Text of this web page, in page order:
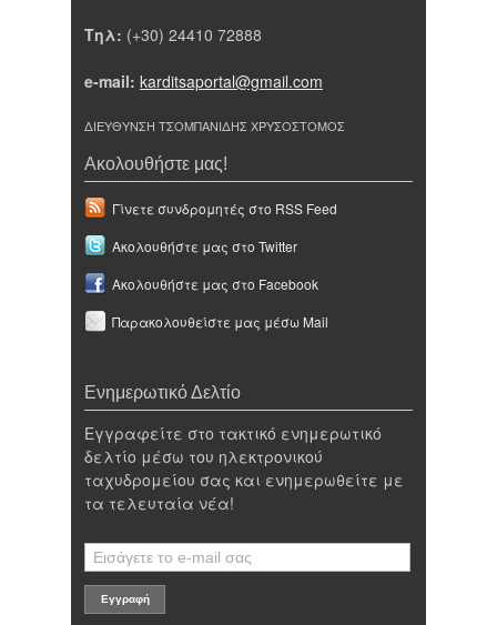
Τηλ: (+30) 24410 72888
e-mail: karditsaportal@gmail.com
ΔΙΕΥΘΥΝΣΗ ΤΣΟΜΠΑΝΙΔΗΣ ΧΡΥΣΟΣΤΟΜΟΣ
Ακολουθήστε μας!
Γίνετε συνδρομητές στο RSS Feed
Ακολουθήστε μας στο Twitter
Ακολουθήστε μας στο Facebook
Παρακολουθείστε μας μέσω Mail
Ενημερωτικό Δελτίο
Εγγραφείτε στο τακτικό ενημερωτικό
δελτίο μέσω του ηλεκτρονικού
ταχυδρομείου σας και ενημερωθείτε με
τα τελευταία νέα!